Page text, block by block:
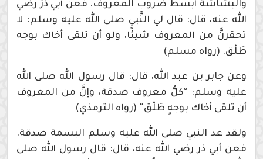
والبشاشة أبسط ضروب المعروف. فعن أبي ذرٍّ رضي
الله عنه، قال: قال لي النَّبي صلى الله عليه وسلم: لا
تحقرنَّ من المعروف شيئًا، ولو أن تلقى أخاك بوجه
طَلْق. (رواه مسلم)
وعن جابر بن عبد الله، قال: قال رسول الله صلى الله
عليه وسلم: “كلُّ معروف صدقة، وإنَّ من المعروف
أن تلقى أخاك بوجهٍ طَلْق” (رواه الترمذي)
ولقد عد النبي صلى الله عليه وسلم البسمة صدقة.
فعن أبي ذر رضي الله عنه، قال: قال رسول الله صلى